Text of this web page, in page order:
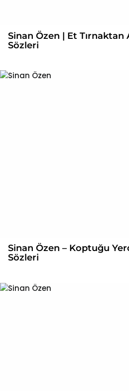
Sinan Özen | Et Tırnaktan
Sözleri
Sinan Özen – Koptuğu
Sözleri